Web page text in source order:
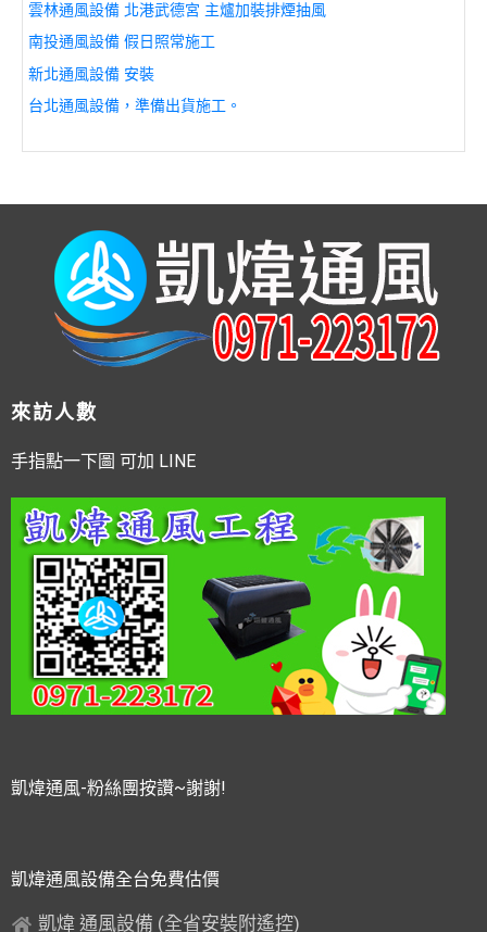
雲林通風設備 北港武德宮 主爐加裝排煙抽風
南投通風設備 假日照常施工
新北通風設備 安裝
台北通風設備，準備出貨施工。
來訪人數
手指點一下圖 可加 LINE
凱煒通風-粉絲團按讚~謝謝!
凱煒通風設備全台免費估價
凱煒 通風設備 (全省安裝附遙控)